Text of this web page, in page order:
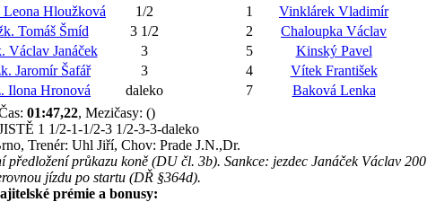
Leona Hloužková 1/2 1
Vinklárek Vladimír
Tomáš Šmíd 3 1/2 2
Chaloupka Václav
Václav Janáček 3 5
Kinský Pavel
Jaromír Šafář 3 4
Vítek František
Ilona Hronová daleko 7
Baková Lenka
01:47,22, Mezičasy: ()
1 1/2-1-1/2-3 1/2-3-3-daleko
Trenér: Uhl Jiří, Chov: Prade J.N.,Dr.
průkazu koně (DU čl. 3b). Sankce: jezdec Janáček Václav 200
jízdu po startu (DŘ §364d).
prémie a bonusy: